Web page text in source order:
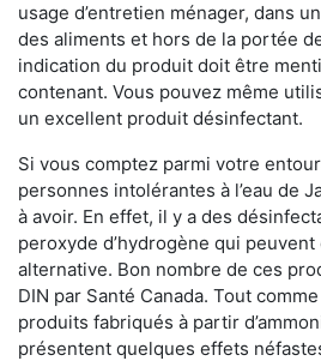
usage d’entretien ménager, dans
des aliments et hors de la portée
indication du produit doit être
contenant. Vous pouvez même
un excellent produit désinfectant.
Si vous comptez parmi votre
personnes intolérantes à l’eau de
à avoir. En effet, il y a des
peroxyde d’hydrogène qui
alternative. Bon nombre de ces
DIN par Santé Canada. Tout
produits fabriqués à partir
présentent quelques effets